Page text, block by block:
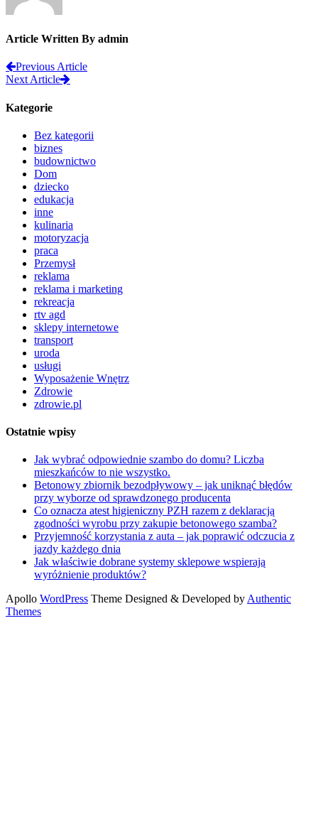
Article Written By admin
Previous Article
Next Article
Kategorie
Bez kategorii
biznes
budownictwo
Dom
dziecko
edukacja
inne
kulinaria
motoryzacja
praca
Przemysł
reklama
reklama i marketing
rekreacja
rtv agd
sklepy internetowe
transport
uroda
usługi
Wyposażenie Wnętrz
Zdrowie
zdrowie.pl
Ostatnie wpisy
Jak wybrać odpowiednie szambo do domu? Liczba
mieszkańców to nie wszystko.
Betonowy zbiornik bezodpływowy – jak uniknąć błędów
przy wyborze od sprawdzonego producenta
Co oznacza atest higieniczny PZH razem z deklaracją
zgodności wyrobu przy zakupie betonowego szamba?
Przyjemność korzystania z auta – jak poprawić odczucia z
jazdy każdego dnia
Jak właściwie dobrane systemy sklepowe wspierają
wyróżnienie produktów?
Apollo WordPress Theme Designed & Developed by Authentic
Themes